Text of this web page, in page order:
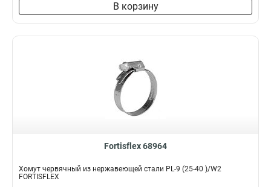
В корзину
Fortisflex 68964
Хомут червячный из нержавеющей стали PL-9 (25-40 )/W2
FORTISFLEX